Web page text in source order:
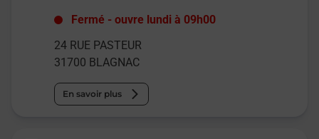
Fermé -ouvre lundi à 09h00
24 RUE PASTEUR
31700 BLAGNAC
En savoir plus